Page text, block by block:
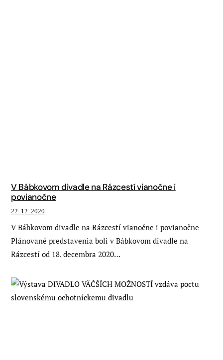
V Bábkovom divadle na Rázcestí vianočne i
povianočne
22. 12. 2020
V Bábkovom divadle na Rázcestí vianočne i povianočne
Plánované predstavenia boli v Bábkovom divadle na
Rázcestí od 18. decembra 2020…